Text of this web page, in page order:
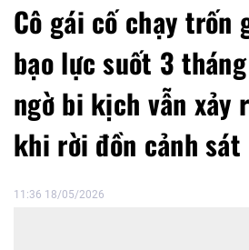
Cô gái cố chạy trốn
bạo lực suốt 3
ngờ bi kịch vẫn xảy
khi rời đồn cảnh sát
11:36 18/05/2026